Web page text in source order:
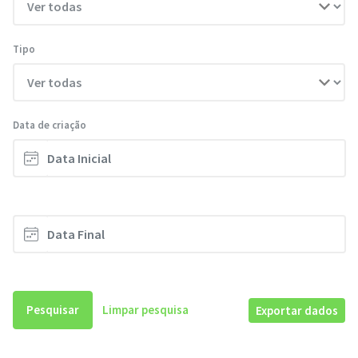
Tipo
Data de criação
Pesquisar Limpar pesquisa Exportar dados